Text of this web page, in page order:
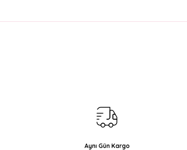
Aynı Gün Kargo